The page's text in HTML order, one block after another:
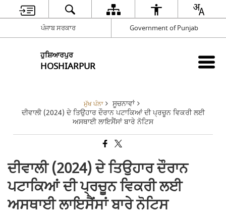
ਪੰਜਾਬ ਸਰਕਾਰ Government of Punjab
ਹੁਸ਼ਿਆਰਪੁਰ
HOSHIARPUR
ਮੁੱਖ ਪੰਨਾ
ਸੂਚਨਾਵਾਂ
ਦੀਵਾਲੀ (2024) ਦੇ ਤਿਉਹਾਰ ਦੌਰਾਨ ਪਟਾਕਿਆਂ ਦੀ ਪ੍ਰਚੂਨ ਵਿਕਰੀ ਲਈ
ਅਸਥਾਈ ਲਾਇਸੈਂਸਾਂ ਬਾਰੇ ਨੋਟਿਸ
ਦੀਵਾਲੀ (2024) ਦੇ ਤਿਉਹਾਰ ਦੌਰਾਨ
ਪਟਾਕਿਆਂ ਦੀ ਪ੍ਰਚੂਨ ਵਿਕਰੀ ਲਈ
ਅਸਥਾਈ ਲਾਇਸੈਂਸਾਂ ਬਾਰੇ ਨੋਟਿਸ